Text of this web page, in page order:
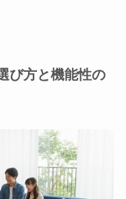
び方と機能性の